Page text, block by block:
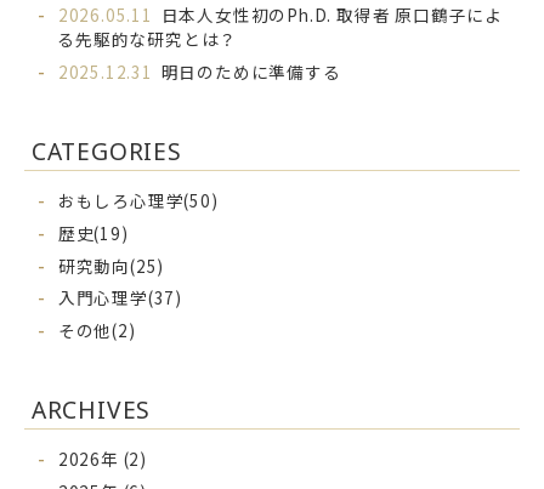
2026.05.11
日本人女性初のPh.D. 取得者 原口鶴子によ
る先駆的な研究とは？
2025.12.31 明日のために準備する
CATEGORIES
おもしろ心理学(50)
歴史(19)
研究動向(25)
入門心理学(37)
その他(2)
ARCHIVES
2026年 (2)